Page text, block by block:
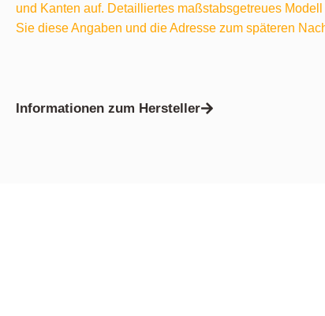
und Kanten auf. Detailliertes maßstabsgetreues
Sie diese Angaben und die Adresse zum späteren
Informationen zum Hersteller